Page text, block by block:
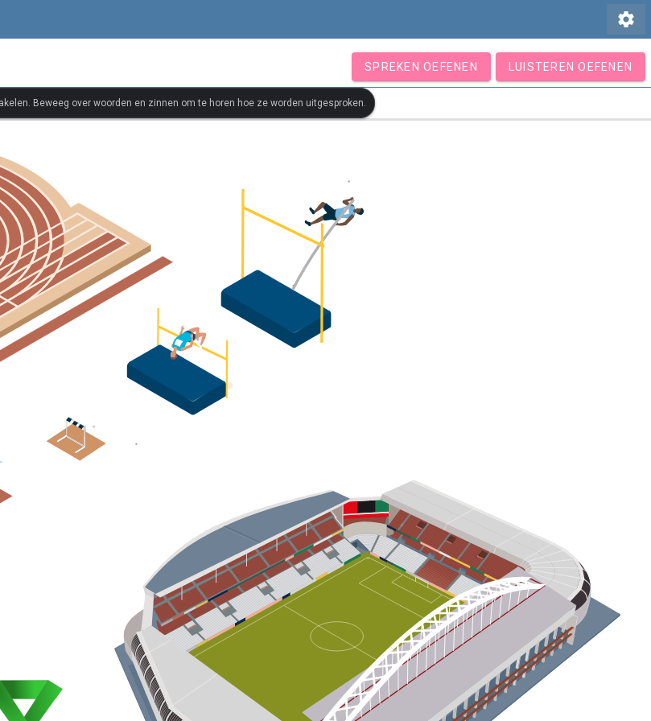
settings
SPREKEN OEFENEN LUISTEREN OEFENEN
Beweeg over woorden en zinnen om te horen hoe ze worden uitgesproken.